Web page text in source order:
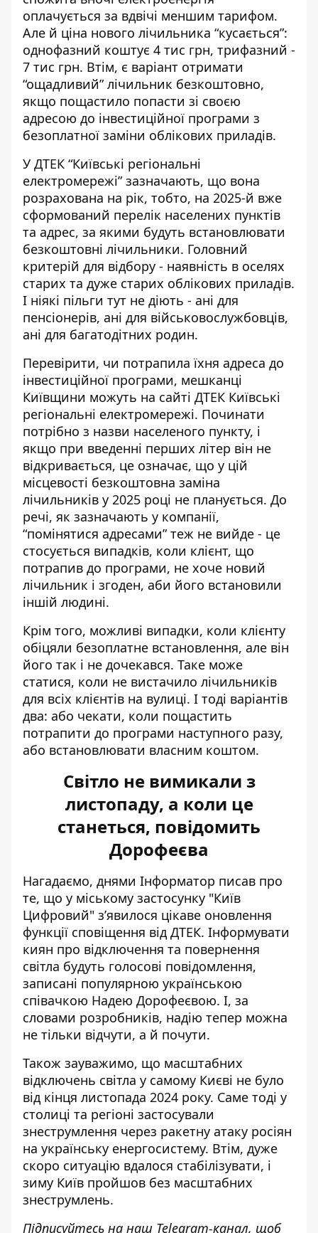
оплачується за вдвічі меншим тарифом.
Але й ціна нового лічильника “кусається”:
однофазний коштує 4 тис грн, трифазний -
7 тис грн. Втім, є варіант отримати
“ощадливий” лічильник безкоштовно,
якщо пощастило попасти зі своєю
адресою до інвестиційної програми з
безоплатної заміни облікових приладів.
У ДТЕК “Київські регіональні
електромережі”зазначають, що вона
розрахована на рік, тобто, на 2025-й вже
сформований перелік населених пунктів
та адрес, за якими будуть встановлювати
безкоштовні лічильники. Головний
критерій для відбору - наявність в оселях
старих та дуже старих облікових приладів.
І ніякі пільги тут не діють - ані для
пенсіонерів, ані для військовослужбовців,
ані для багатодітних родин.
Перевірити, чи потрапила їхня адреса до
інвестиційної програми, мешканці
Київщини можуть на сайті ДТЕК Київські
регіональні електромережі. Починати
потрібно з назви населеного пункту, і
якщо при введенні перших літер він не
відкривається, це означає, що у цій
місцевості безкоштовна заміна
лічильників у 2025 році не планується. До
речі, як зазначають у компанії,
“помінятися адресами” теж не вийде - це
стосується випадків, коли клієнт, що
потрапив до програми, не хоче новий
лічильник і згоден, аби його встановили
іншій людині.
Крім того, можливі випадки, коли клієнту
обіцяли безоплатне встановлення, але він
його так і не дочекався. Таке може
статися, коли не вистачило лічильників
для всіх клієнтів на вулиці. І тоді варіантів
два: або чекати, коли пощастить
потрапити до програми наступного разу,
або встановлювати власним коштом.
Світло не вимикали з
листопаду, а коли це
станеться, повідомить
Дорофеєва
Нагадаємо, днями Інформатор писав про
те, що у міському застосунку "Київ
Цифровий" з’явилося цікаве оновлення
функції сповіщення від ДТЕК. Інформувати
киян про відключення та повернення
світла будуть голосові повідомлення,
записані популярною українською
співачкою Надею Дорофеєвою. І, за
словами розробників, надію тепер можна
не тільки відчути, а й почути.
Також зауважимо, що масштабних
відключень світла у самому Києві не було
від кінця листопада 2024 року. Саме тоді у
столиці та регіоні застосували
знеструмлення через ракетну атаку росіян
на українську енергосистему. Втім, дуже
скоро ситуацію вдалося стабілізувати, і
зиму Київ пройшов без масштабних
знеструмлень.
Підписуйтесь на наш Telegram-канал, щоб